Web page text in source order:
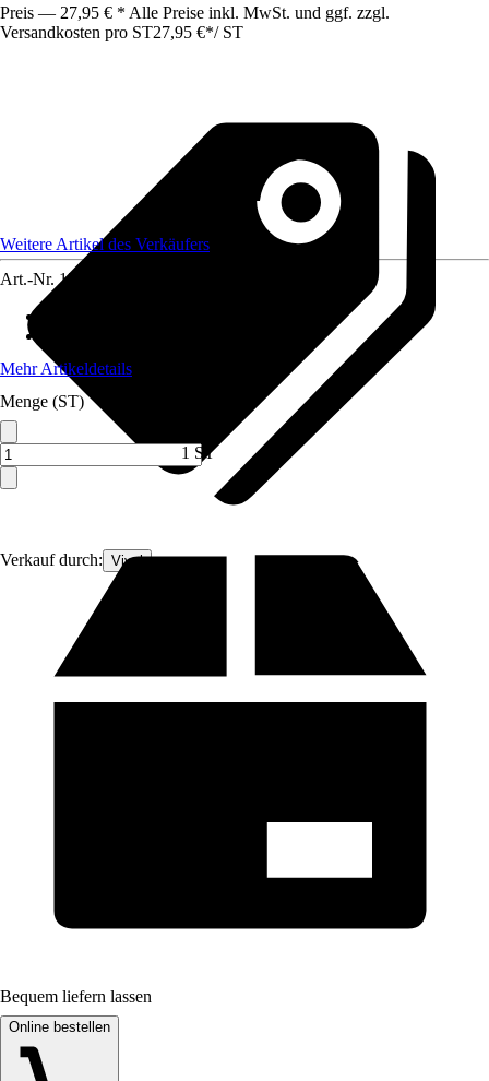
Preis — 27,95 € * Alle Preise inkl. MwSt. und ggf. zzgl.
Versandkosten pro ST27,95 €*/ ST
Verkauf durch: Vivol
Weitere Artikel des Verkäufers
Art.-Nr. 12153706
Mehr Artikeldetails
Menge (ST)
1 ST
Bequem liefern lassen
Online bestellen